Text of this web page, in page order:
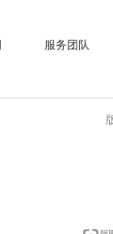
服务团队